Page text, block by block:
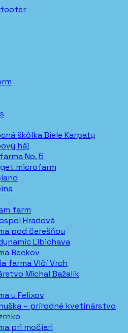
škôlka Biele Karpaty
háj
No. 5
microfarm
farm
Hradová
pod čerešňou
Libichava
Beckov
farma Vlčí Vrch
Michal Bažalík
u Felixov
– prírodné kvetinárstvo
pri močiari